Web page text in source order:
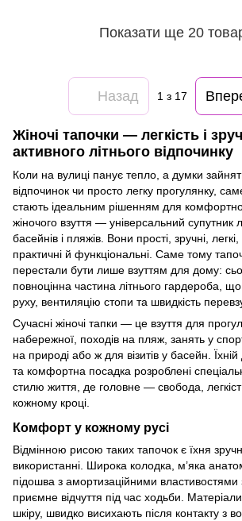
Показати ще 20
Назад 1 з 17
Жіночі тапочки — легкість і
активного літнього відпочинку
Коли на вулиці панує тепло, а думки
відпочинок чи просто легку прогулянку,
стають ідеальним рішенням для
жіночого взуття — універсальний супутник
басейнів і пляжів. Вони прості, зручні,
практичні й функціональні. Саме тому
перестали бути лише взуттям для дому:
повноцінна частина літнього гардероба,
руху, вентиляцію стопи та швидкість
Сучасні жіночі тапки — це взуття для
набережної, походів на пляж, занять у
на природі або ж для візитів у басейн.
та комфортна посадка розроблені
стилю життя, де головне — свобода,
кожному кроці.
Комфорт у кожному русі
Відмінною рисою таких тапочок є їхня
використанні. Широка колодка, м’яка
підошва з амортизаційними властивостями
приємне відчуття під час ходьби.
шкіру, швидко висихають після контакту з